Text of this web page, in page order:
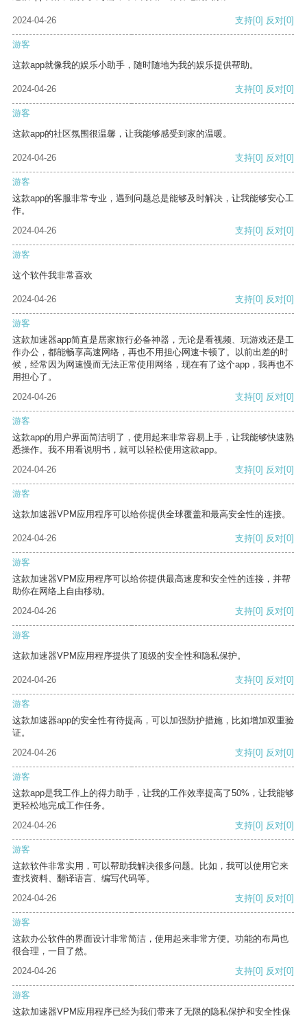
2024-04-26 支持[0] 反对[0]
游客
这款app就像我的娱乐小助手，随时随地为我的娱乐提供帮助。
2024-04-26 支持[0] 反对[0]
游客
这款app的社区氛围很温馨，让我能够感受到家的温暖。
2024-04-26 支持[0] 反对[0]
游客
这款app的客服非常专业，遇到问题总是能够及时解决，让我能够安心工
作。
2024-04-26
支持[0] 反对[0]
游客
这个软件我非常喜欢
2024-04-26 支持[0] 反对[0]
游客
这款加速器app简直是居家旅行必备神器，无论是看视频、玩游戏还是工
作办公，都能畅享高速网络，再也不用担心网速卡顿了。以前出差的时
候，经常因为网速慢而无法正常使用网络，现在有了这个app，我再也不
用担心了。
2024-04-26
支持[0] 反对[0]
游客
这款app的用户界面简洁明了，使用起来非常容易上手，让我能够快速熟
悉操作。我不用看说明书，就可以轻松使用这款app。
2024-04-26
支持[0] 反对[0]
游客
这款加速器VPM应用程序可以给你提供全球覆盖和最高安全性的连接。
2024-04-26 支持[0] 反对[0]
游客
这款加速器VPM应用程序可以给你提供最高速度和安全性的连接，并帮
助你在网络上自由移动。
2024-04-26
支持[0] 反对[0]
游客
这款加速器VPM应用程序提供了顶级的安全性和隐私保护。
2024-04-26 支持[0] 反对[0]
游客
这款加速器app的安全性有待提高，可以加强防护措施，比如增加双重验
证。
2024-04-26
支持[0] 反对[0]
游客
这款app是我工作上的得力助手，让我的工作效率提高了50%，让我能够
更轻松地完成工作任务。
2024-04-26
支持[0] 反对[0]
游客
这款软件非常实用，可以帮助我解决很多问题。比如，我可以使用它来
查找资料、翻译语言、编写代码等。
2024-04-26
支持[0] 反对[0]
游客
这款办公软件的界面设计非常简洁，使用起来非常方便。功能的布局也
很合理，一目了然。
2024-04-26
支持[0] 反对[0]
游客
这款加速器VPM应用程序已经为我们带来了无限的隐私保护和安全性保